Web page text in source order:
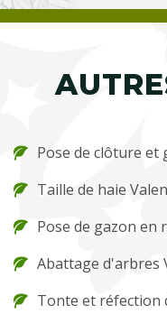
Pose de clôture et
Taille de haie
Pose de gazon en
Abattage d'arbres
Tonte et réfection